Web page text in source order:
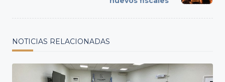
NOTICIAS RELACIONADAS